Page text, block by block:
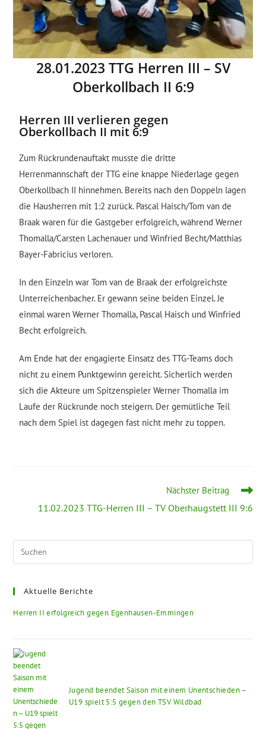
28.01.2023 TTG Herren III – SV
Oberkollbach II 6:9
Herren III verlieren gegen
Oberkollbach II mit 6:9
Zum Rückrundenauftakt musste die dritte
Herrenmannschaft der TTG eine knappe Niederlage gegen
Oberkollbach II hinnehmen. Bereits nach den Doppeln lagen
die Hausherren mit 1:2 zurück. Pascal Haisch/Tom van de
Braak waren für die Gastgeber erfolgreich, während Werner
Thomalla/Carsten Lachenauer und Winfried Becht/Matthias
Bayer-Fabricius verloren.
In den Einzeln war Tom van de Braak der erfolgreichste
Unterreichenbacher. Er gewann seine beiden Einzel. Je
einmal waren Werner Thomalla, Pascal Haisch und Winfried
Becht erfolgreich.
Am Ende hat der engagierte Einsatz des TTG-Teams doch
nicht zu einem Punktgewinn gereicht. Sicherlich werden
sich die Akteure um Spitzenspieler Werner Thomalla im
Laufe der Rückrunde noch steigern. Der gemütliche Teil
nach dem Spiel ist dagegen fast nicht mehr zu toppen.
Nächster Beitrag
11.02.2023 TTG-Herren III – TV Oberhaugstett III 9:6
Aktuelle Berichte
Herren II erfolgreich gegen Egenhausen-Emmingen
Jugend beendet Saison mit einem Unentschieden –
U19 spielt 5:5 gegen den TSV Wildbad